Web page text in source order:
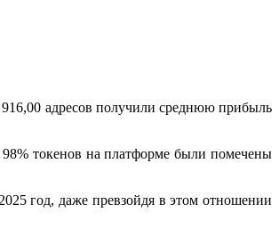
адресов получили среднюю прибыль
токенов на платформе были помечены
год, даже превзойдя в этом отношении